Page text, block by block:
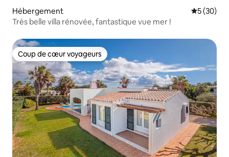
Hébergement
5 (30)
Très belle villa rénovée, fantastique vue mer !
Coup de cœur voyageurs
Coup de cœur voyageurs